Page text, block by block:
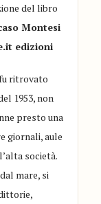
del libro
Montesi
edizioni
ritrovato
1953, non
presto una
giornali, aule
società.
mare, si